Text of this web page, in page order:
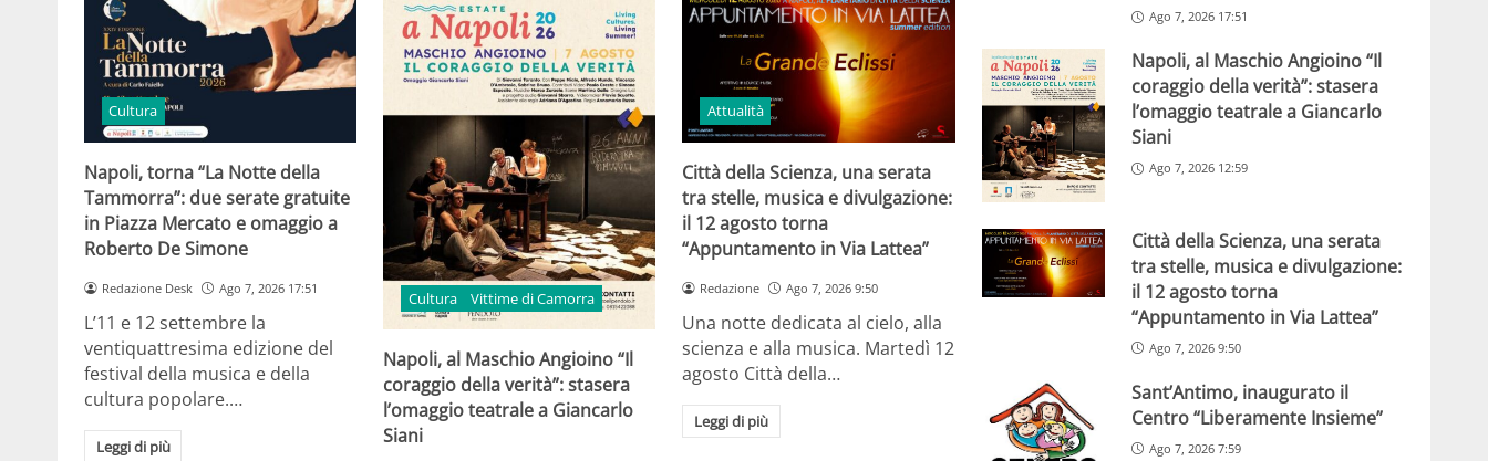
Cultura
Napoli, torna “La Notte della
Tammorra”: due serate gratuite
in Piazza Mercato e omaggio a
Roberto De Simone
Redazione Desk Ago 7, 2026 17:51
L’11 e 12 settembre la
ventiquattresima edizione del
festival della musica e della
cultura popolare.…
Leggi di più
Cultura Vittime di Camorra
Napoli, al Maschio Angioino “Il
coraggio della verità”: stasera
l’omaggio teatrale a Giancarlo
Siani
Attualità
Città della Scienza, una serata
tra stelle, musica e divulgazione:
il 12 agosto torna
“Appuntamento in Via Lattea”
Redazione Ago 7, 2026 9:50
Una notte dedicata al cielo, alla
scienza e alla musica. Martedì 12
agosto Città della…
Leggi di più
Ago 7, 2026 17:51
Napoli, al Maschio Angioino “Il
coraggio della verità”: stasera
l’omaggio teatrale a Giancarlo
Siani
Ago 7, 2026 12:59
Città della Scienza, una serata
tra stelle, musica e divulgazione:
il 12 agosto torna
“Appuntamento in Via Lattea”
Ago 7, 2026 9:50
Sant’Antimo, inaugurato il
Centro “Liberamente Insieme”
Ago 7, 2026 7:59